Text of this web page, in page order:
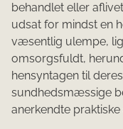
behandlet eller
udsat for mindst en
væsentlig ulempe,
omsorgsfuldt,
hensyntagen til
sundhedsmæssige
anerkendte